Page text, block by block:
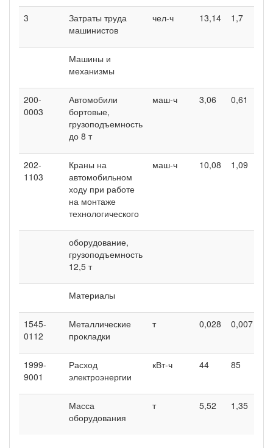
3
Затраты труда
машинистов
чел-ч 13,14 1,7
Машины и
механизмы
200-
0003
Автомобили
бортовые,
грузоподъемность
до 8 т
маш-ч 3,06 0,61
202-
1103
Краны на
автомобильном
ходу при работе
на монтаже
технологического
маш-ч 10,08 1,09
оборудование,
грузоподъемность
12,5 т
Материалы
1545-
0112
Металлические
прокладки
т 0,028 0,007
1999-
9001
Расход
электроэнергии
кВт-ч 44 85
Масса
оборудования
т 5,52 1,35